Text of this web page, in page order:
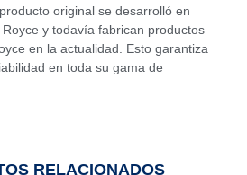
original se desarrolló en
y todavía fabrican productos
en la actualidad. Esto garantiza
en toda su gama de
RELACIONADOS